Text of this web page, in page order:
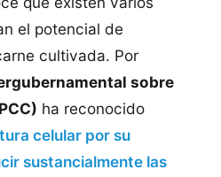
el potencial de
cultivada. Por
sobre
ha reconocido
celular por su
sustancialmente las